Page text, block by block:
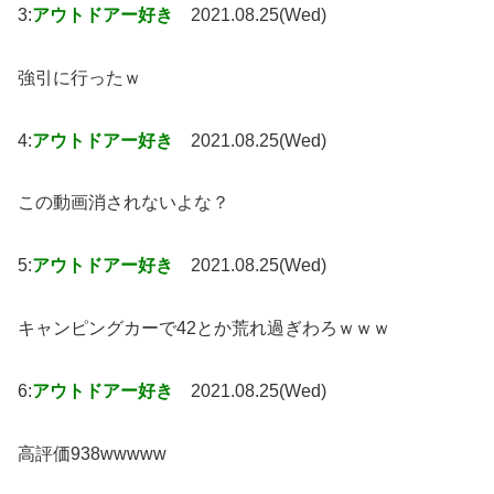
3:アウトドアー好き 2021.08.25(Wed)
強引に行ったｗ
4:アウトドアー好き 2021.08.25(Wed)
この動画消されないよな？
5:アウトドアー好き 2021.08.25(Wed)
キャンピングカーで42とか荒れ過ぎわろｗｗｗ
6:アウトドアー好き 2021.08.25(Wed)
高評価938wwwww